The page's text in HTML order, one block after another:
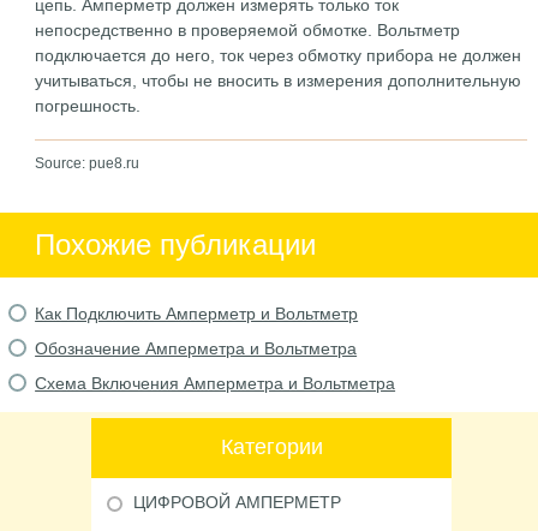
цепь. Амперметр должен измерять только ток
непосредственно в проверяемой обмотке. Вольтметр
подключается до него, ток через обмотку прибора не должен
учитываться, чтобы не вносить в измерения дополнительную
погрешность.
Source: pue8.ru
Похожие публикации
Как Подключить Амперметр и Вольтметр
Обозначение Амперметра и Вольтметра
Схема Включения Амперметра и Вольтметра
Категории
ЦИФРОВОЙ АМПЕРМЕТР